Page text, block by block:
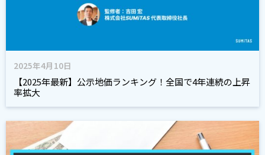
2025年4月10日
【2025年最新】公示地価ランキング！全国で4年連続の上昇
率拡大